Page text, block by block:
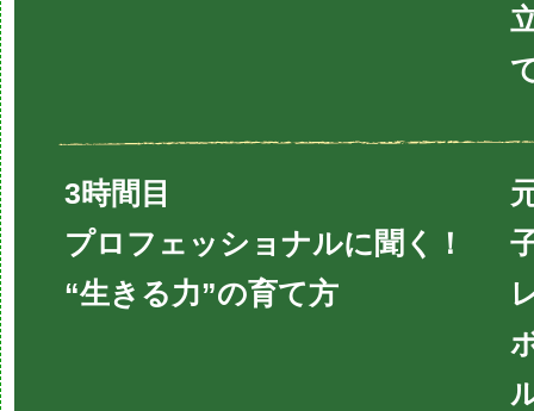
3時間目
プロフェッショナルに聞く！
“生きる力”の育て方